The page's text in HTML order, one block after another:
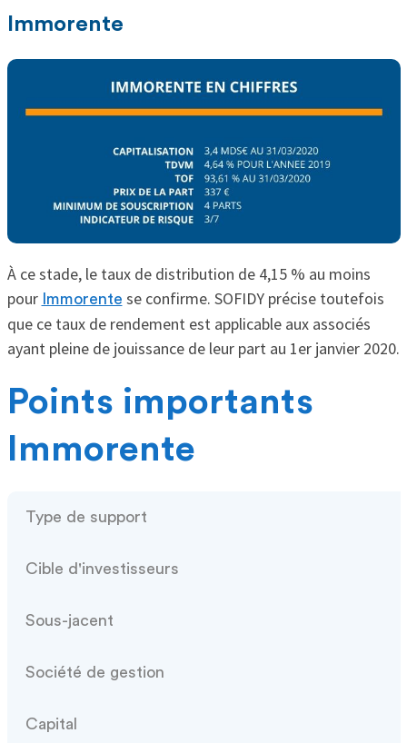
Immorente
À ce stade, le taux de distribution de 4,15 % au moins
pour Immorente se confirme. SOFIDY précise toutefois
que ce taux de rendement est applicable aux associés
ayant pleine de jouissance de leur part au 1er janvier 2020.
Points importants
Immorente
Type de support
Cible d'investisseurs
Sous-jacent
Société de gestion
Capital